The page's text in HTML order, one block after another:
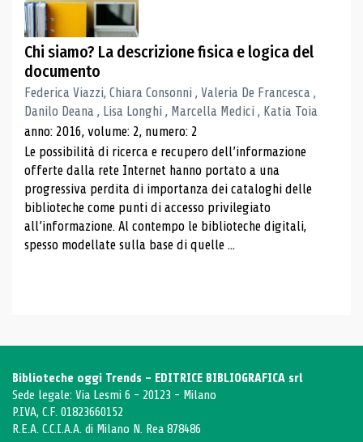
Chi siamo? La descrizione fisica e logica del
documento
Federica Viazzi, Chiara Consonni , Valeria De Francesca ,
Danilo Deana , Lisa Longhi , Marcella Medici , Katia Toia
anno: 2016, volume: 2, numero: 2
Le possibilità di ricerca e recupero dell’informazione
offerte dalla rete Internet hanno portato a una
progressiva perdita di importanza dei cataloghi delle
biblioteche come punti di accesso privilegiato
all’informazione. Al contempo le biblioteche digitali,
spesso modellate sulla base di quelle ...
Biblioteche oggi Trends - EDITRICE BIBLIOGRAFICA srl
Sede legale: Via Lesmi 6 - 20123 - Milano
P.IVA, C.F. 01823660152
R.E.A. C.C.I.A.A. di Milano N. Rea 878486